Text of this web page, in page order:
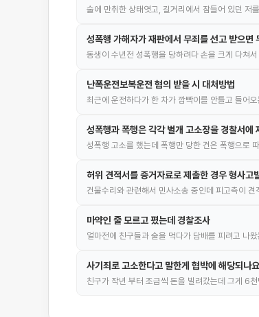
술에 만취한 상태엿고, 길거리에서 잠들어 있던 저
성폭행 가해자가 재판에서 무죄를 선고 받으면
동생이 수년전 성폭행을 당하려다 손을 크게 다쳐
난폭운전보복운전 혐의 받을 시 대처방법
최근에 운전하다가 한 차가 깜빡이를 안틀고 들어
성폭행과 폭행은 각각 별개 고소장을 경찰서에
성폭행 고소를 했는데 폭행만 당한 건은 폭행으로
허위 견적서를 증거자료로 제출한 경우 형사고
건물수리와 관련해서 민사소송 중인데 피고측이
마약인 줄 모르고 폈는데 경찰조사
얼마전에 친구들과 술을 먹다가 담배를 피려고 나
사기죄로 고소한다고 말한게 협박에 해당되나
친구가 작년 부터 조금씩 돈을 빌려갔는데 그게 6